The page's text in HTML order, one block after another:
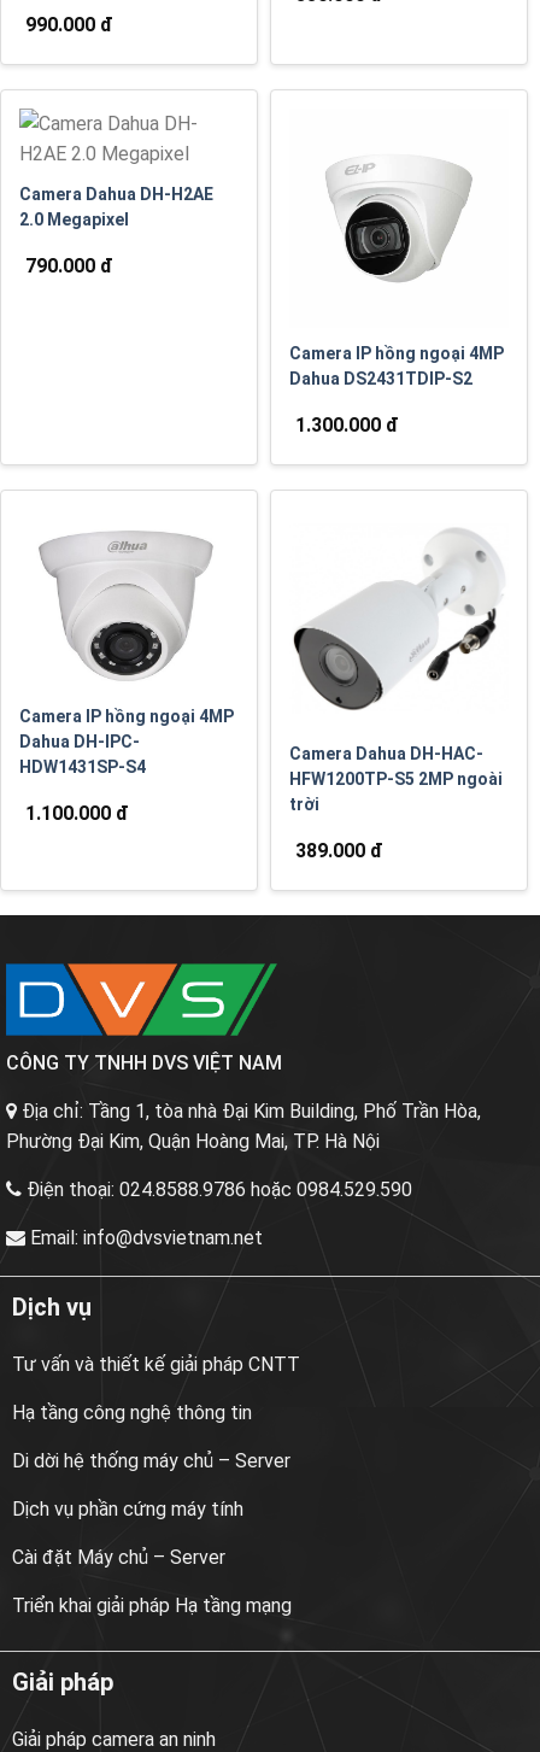
990.000 đ
Camera Dahua DH-H2AE
2.0 Megapixel
790.000 đ
Camera IP hồng ngoại 4MP
Dahua DS2431TDIP-S2
1.300.000 đ
Camera IP hồng ngoại 4MP
Dahua DH-IPC-
HDW1431SP-S4
1.100.000 đ
Camera Dahua DH-HAC-
HFW1200TP-S5 2MP ngoài
trời
389.000 đ
CÔNG TY TNHH DVS VIỆT NAM
Địa chỉ: Tầng 1, tòa nhà Đại Kim Building, Phố Trần Hòa,
Phường Đại Kim, Quận Hoàng Mai, TP. Hà Nội
Điện thoại: 024.8588.9786 hoặc 0984.529.590
Email: info@dvsvietnam.net
Dịch vụ
Tư vấn và thiết kế giải pháp CNTT
Hạ tầng công nghệ thông tin
Di dời hệ thống máy chủ – Server
Dịch vụ phần cứng máy tính
Cài đặt Máy chủ – Server
Triển khai giải pháp Hạ tầng mạng
Giải pháp
Giải pháp camera an ninh